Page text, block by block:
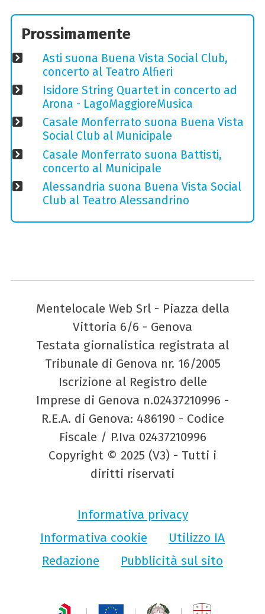
Prossimamente
Asti suona Buena Vista Social Club,
concerto al Teatro Alfieri
Isidore String Quartet in concerto ad
Arona - LagoMaggioreMusica
Casale Monferrato suona Buena Vista
Social Club al Municipale
Casale Monferrato suona Battisti,
concerto al Municipale
Alessandria suona Buena Vista Social
Club al Teatro Alessandrino
Mentelocale Web Srl - Piazza della
Vittoria 6/6 - Genova
Testata giornalistica registrata al
Tribunale di Genova nr. 16/2005
Iscrizione al Registro delle
Imprese di Genova n.02437210996 -
R.E.A. di Genova: 486190 - Codice
Fiscale / P.Iva 02437210996
Copyright © 2025 (V3) - Tutti i
diritti riservati
Informativa privacy
Informativa cookie
Utilizzo IA
Redazione
Pubblicità sul sito